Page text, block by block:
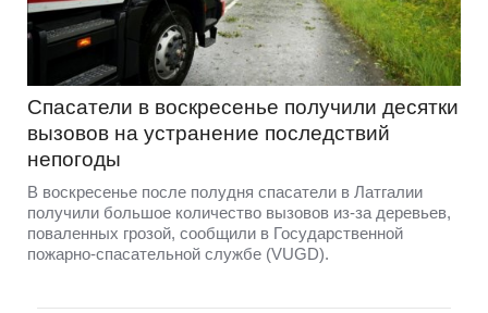
Спасатели в воскресенье получили десятки
вызовов на устранение последствий
непогоды
В воскресенье после полудня спасатели в Латгалии
получили большое количество вызовов из-за деревьев,
поваленных грозой, сообщили в Государственной
пожарно-спасательной службе (VUGD).